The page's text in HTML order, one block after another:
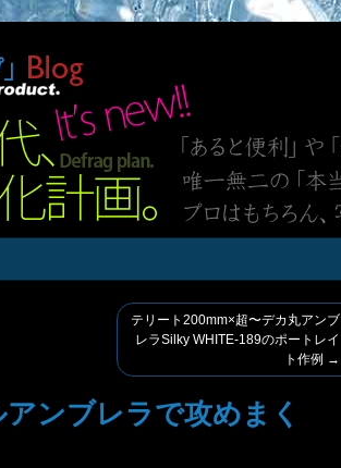
テリート200mm×超〜デカ丸アンブ
レラSilky WHITE-189のポートレイ
ト作例 →
ンブレラで攻めまく